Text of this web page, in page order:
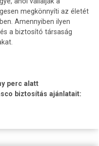
megkönnyíti az életét
Amennyiben ilyen
a biztosító társaság
perc alatt
biztosítás ajánlatait: